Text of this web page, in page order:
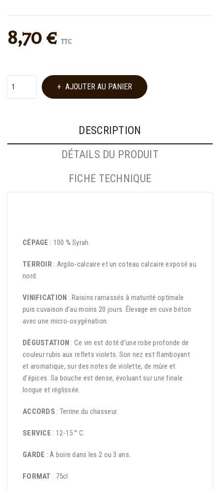
8,70 € TTC
AJOUTER AU PANIER
DESCRIPTION
DÉTAILS DU PRODUIT
FICHE TECHNIQUE
CÉPAGE : 100 % Syrah.
TERROIR : Argilo-calcaire et un coteau calcaire exposé au
nord.
VINIFICATION : Raisins ramassés à maturité optimale
puis cuvaison d’au moins 20 jours. Élevage en cuve béton
avec une micro-oxygénation.
DÉGUSTATION : Ce vin est doté d’une robe profonde de
couleur rubis aux reflets violets. Son nez est flamboyant
et aromatique, sur des notes de violette, de mûre et
d’épices. Sa bouche est dense, évoluant sur une finale
longue et réglissée.
ACCORDS : Terrine du chasseur.
SERVICE : 12-15 ° C
GARDE : À boire dans les 2 ou 3 ans.
FORMAT : 75cl